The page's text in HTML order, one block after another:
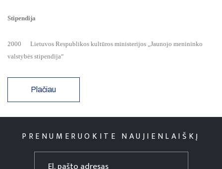
Stipendija
2000 Lietuvos Respublikos kultūros ministerijos „Jaunojo menininko
valstybės stipendija“
Plačiau
PRENUMERUOKITE NAUJIENLAIŠKĮ